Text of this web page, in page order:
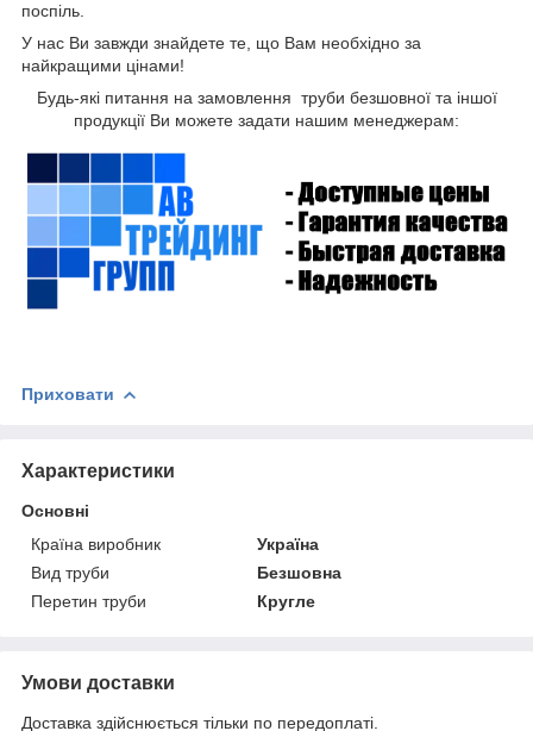
поспіль.
У нас Ви завжди знайдете те, що Вам необхідно за
найкращими цінами!
Будь-які питання на замовлення труби безшовної та іншої
продукції Ви можете задати нашим менеджерам:
Приховати
Характеристики
Основні
Країна виробник
Україна
Вид труби
Безшовна
Перетин труби
Кругле
Умови доставки
Доставка здійснюється тільки по передоплаті.